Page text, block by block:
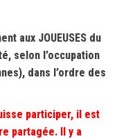
aux JOUEUSES du
selon l’occupation
dans l’ordre des
participer, il est
partagée. Il y a